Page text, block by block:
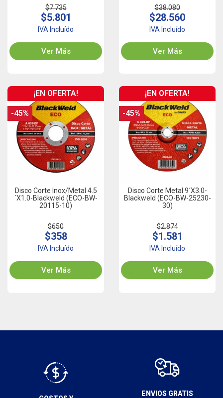
$7.735
$5.801
IVA Incluído
Ver Más
$38.080
$28.560
IVA Incluído
Ver Más
Disco Corte Inox/Metal 4.5
´x1.0-Blackweld (ECO-BW-
20115-10)
$650
$358
IVA Incluído
Ver Más
¡EN OFERTA!
-45%
Disco Corte Metal 9´x3.0-
Blackweld (ECO-BW-25230-
30)
$2.874
$1.581
IVA Incluído
Ver Más
¡EN OFERTA!
-45%
ENVIOS GRATIS